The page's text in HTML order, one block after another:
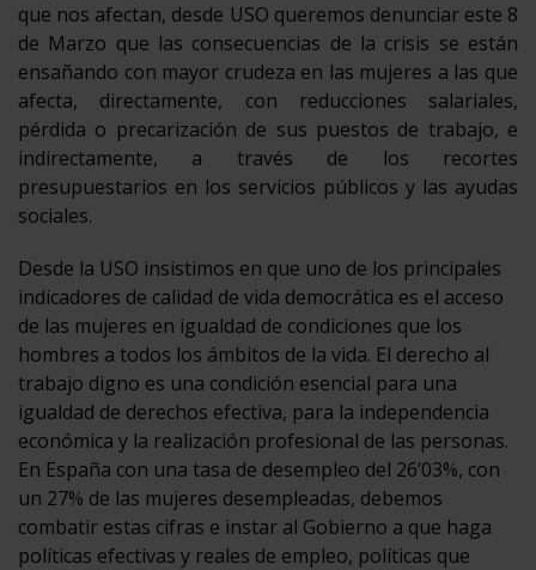
que nos afectan, desde USO queremos denunciar este 8
de Marzo que las consecuencias de la crisis se están
ensañando con mayor crudeza en las mujeres a las que
afecta, directamente, con reducciones salariales,
pérdida o precarización de sus puestos de trabajo, e
indirectamente, a través de los recortes
presupuestarios en los servicios públicos y las ayudas
sociales.
Desde la USO insistimos en que uno de los principales
indicadores de calidad de vida democrática es el acceso
de las mujeres en igualdad de condiciones que los
hombres a todos los ámbitos de la vida. El derecho al
trabajo digno es una condición esencial para una
igualdad de derechos efectiva, para la independencia
económica y la realización profesional de las personas.
En España con una tasa de desempleo del 26’03%, con
un 27% de las mujeres desempleadas, debemos
combatir estas cifras e instar al Gobierno a que haga
políticas efectivas y reales de empleo, políticas que